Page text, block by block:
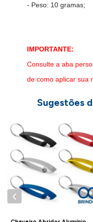
- Peso: 10 gramas;
IMPORTANTE:
Consulte a aba
de como aplicar sua
Sugestões